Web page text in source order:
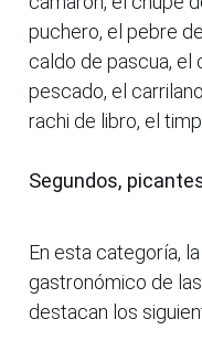
puchero, el pebre
caldo de pascua, el
pescado, el
rachi de libro, el
Segundos,
En esta categoría,
gastronómico de
destacan los